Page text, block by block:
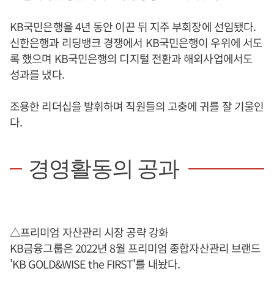
KB국민은행을 4년 동안 이끈 뒤 지주 부회장에 선임됐다.
신한은행과 리딩뱅크 경쟁에서 KB국민은행이 우위에 서도
록 했으며 KB국민은행의 디지털 전환과 해외사업에서도
성과를 냈다.
조용한 리더십을 발휘하며 직원들의 고충에 귀를 잘 기울인
다.
경영활동의 공과
△프리미엄 자산관리 시장 공략 강화
KB금융그룹은 2022년 8월 프리미엄 종합자산관리 브랜드
'KB GOLD&WISE the FIRST'를 내놨다.